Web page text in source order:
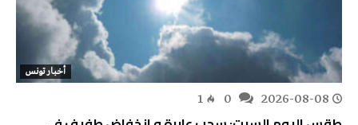
أخبار تونس
2026-08-08
1